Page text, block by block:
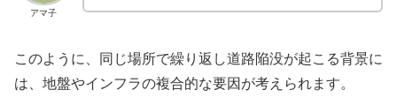
アマ子
このように、同じ場所で繰り返し道路陥没が起こる背景に
は、地盤やインフラの複合的な要因が考えられます。